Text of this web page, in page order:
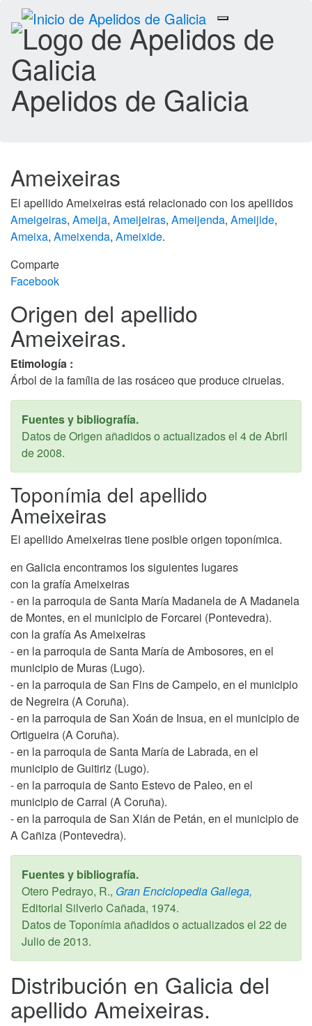
Toggle
navigation
Apelidos de Galicia
Ameixeiras
El apellido Ameixeiras está relacionado con los apellidos
Ameigeiras, Ameija, Ameijeiras, Ameijenda, Ameijide,
Ameixa, Ameixenda, Ameixide.
Comparte
Facebook
Origen del apellido
Ameixeiras.
Etimología :
Árbol de la família de las rosáceo que produce ciruelas.
Fuentes y bibliografía.
Datos de Origen añadidos o actualizados el 4 de Abril
de 2008.
Toponímia del apellido
Ameixeiras
El apellido Ameixeiras tiene posible origen toponímica.
en Galicia encontramos los siguientes lugares
con la grafía Ameixeiras
- en la parroquia de Santa María Madanela de A Madanela
de Montes, en el municipio de Forcarei (Pontevedra).
con la grafía As Ameixeiras
- en la parroquia de Santa María de Ambosores, en el
municipio de Muras (Lugo).
- en la parroquia de San Fins de Campelo, en el municipio
de Negreira (A Coruña).
- en la parroquia de San Xoán de Insua, en el municipio de
Ortigueira (A Coruña).
- en la parroquia de Santa María de Labrada, en el
municipio de Guitiriz (Lugo).
- en la parroquia de Santo Estevo de Paleo, en el
municipio de Carral (A Coruña).
- en la parroquia de San Xián de Petán, en el municipio de
A Cañiza (Pontevedra).
Fuentes y bibliografía.
Otero Pedrayo, R., Gran Enciclopedia Gallega,
Editorial Silverio Cañada, 1974.
Datos de Toponímia añadidos o actualizados el 22 de
Julio de 2013.
Distribución en Galicia del
apellido Ameixeiras.